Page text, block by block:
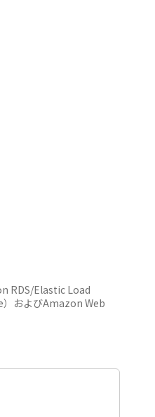
RDS/Elastic Load
およびAmazon Web